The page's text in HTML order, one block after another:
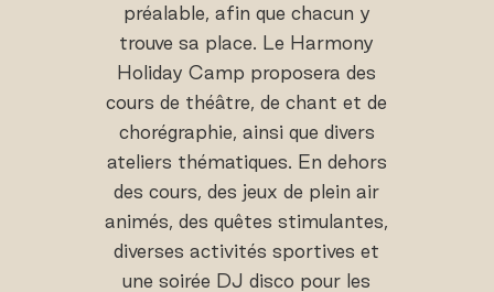
préalable, afin que chacun y
trouve sa place. Le Harmony
Holiday Camp proposera des
cours de théâtre, de chant et de
chorégraphie, ainsi que divers
ateliers thématiques. En dehors
des cours, des jeux de plein air
animés, des quêtes stimulantes,
diverses activités sportives et
une soirée DJ disco pour les